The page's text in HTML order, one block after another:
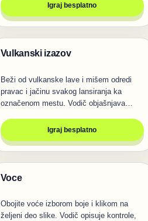
Igraj besplatno
Igre
Vulkanski izazov
Beži od vulkanske lave i mišem odredi
pravac i jačinu svakog lansiranja ka
označenom mestu. Vodič objašnjava…
Igraj besplatno
Igre
Voce
Obojite voće izborom boje i klikom na
željeni deo slike. Vodič opisuje kontrole,